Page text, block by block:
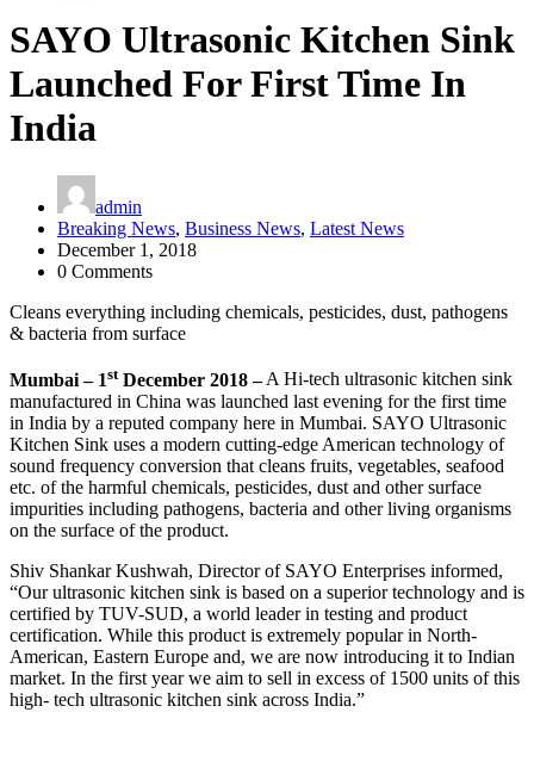
SAYO Ultrasonic Kitchen Sink
Launched For First Time In
India
admin
Breaking News, Business News, Latest News
December 1, 2018
0 Comments
Cleans everything including chemicals, pesticides, dust, pathogens
& bacteria from surface
Mumbai – 1stDecember 2018 –A Hi-tech ultrasonic kitchen sink
manufactured in China was launched last evening for the first time
in India by a reputed company here in Mumbai. SAYO Ultrasonic
Kitchen Sink uses a modern cutting-edge American technology of
sound frequency conversion that cleans fruits, vegetables, seafood
etc. of the harmful chemicals, pesticides, dust and other surface
impurities including pathogens, bacteria and other living organisms
on the surface of the product.
Shiv Shankar Kushwah, Director of SAYO Enterprises informed,
“Our ultrasonic kitchen sink is based on a superior technology and is
certified by TUV-SUD, a world leader in testing and product
certification. While this product is extremely popular in North-
American, Eastern Europe and, we are now introducing it to Indian
market. In the first year we aim to sell in excess of 1500 units of this
high- tech ultrasonic kitchen sink across India.”